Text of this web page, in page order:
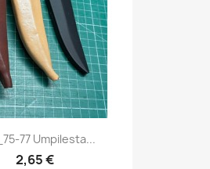
77 Umpilesta...
2,65 €